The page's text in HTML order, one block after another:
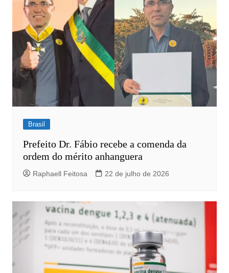
Brasil
Prefeito Dr. Fábio recebe a comenda da
ordem do mérito anhanguera
Raphaell Feitosa 22 de julho de 2026